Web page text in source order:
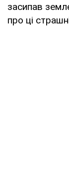
засипав
про ці